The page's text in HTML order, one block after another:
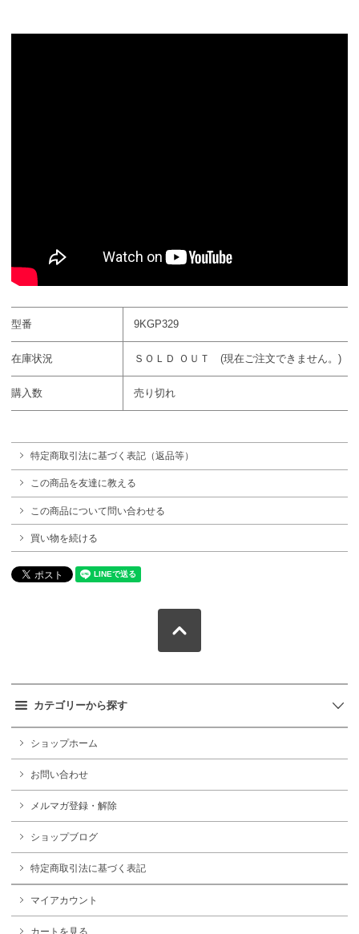
型番 9KGP329
在庫状況 ＳＯＬＤ ＯＵＴ (現在ご注文できません。)
購入数 売り切れ
特定商取引法に基づく表記（返品等）
この商品を友達に教える
この商品について問い合わせる
買い物を続ける
カテゴリーから探す
ショップホーム
お問い合わせ
メルマガ登録・解除
ショップブログ
特定商取引法に基づく表記
マイアカウント
カートを見る